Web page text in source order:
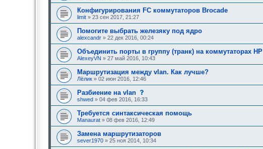
:
н
и
,
р
б
у
щ
е
е
р
е
:
Конфигурирования FC коммутаторов Brocade
limit » 23 сен 2017, 21:27
Помогите выбрать железяку под ядро
alexcandr » 22 дек 2016, 00:24
Объединить порты в группу (транк) на коммутаторах HP
AlexeyVN » 27 май 2016, 10:43
Маршрутизация между vlan. Как лучше?
Лёлик » 02 июн 2016, 12:46
Разбиение на vlan
о
о
щ
е
н
и
е
,
shwed » 04 фев 2016, 16:33
Требуется синтаксическая помощь
Manaurat » 08 фев 2016, 12:49
Замена маршрутизаторов
sever1970 » 25 ноя 2014, 10:34